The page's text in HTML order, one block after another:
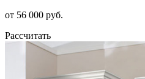
от 56 000 руб.
Рассчитать